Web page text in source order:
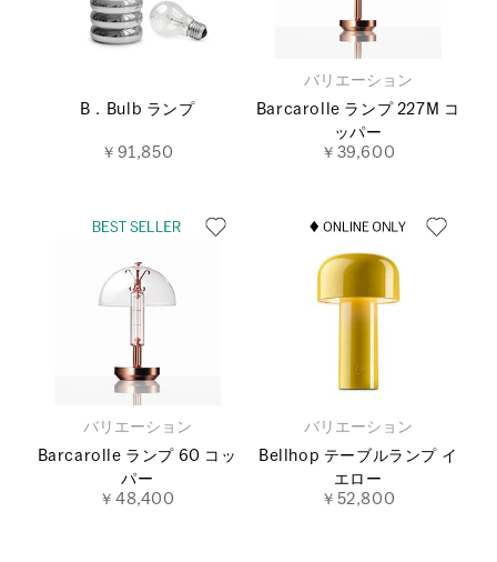
B．Bulb ランプ
￥91,850
バリエーション
Barcarolle ランプ 227M コ
ッパー
￥39,600
バリエーション
Barcarolle ランプ 60 コッ
パー
￥48,400
バリエーション
Bellhop テーブルランプ イ
エロー
￥52,800